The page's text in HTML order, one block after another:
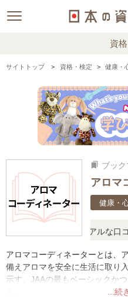
資
サイトトップ 資格・検定 健康・
bookmarks ブック
アロマ
健康・
問に思ったら、リアルな口コ
...続
アロマコーディネーターとは、
備えアロマを安全に生活に取り
示す、JAAの最もベーシックか